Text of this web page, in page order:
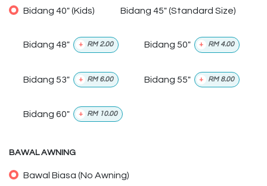
Bidang 40" (Kids) Bidang 45" (Standard Size)
Bidang 48" + RM2.00 Bidang 50" + RM 4.00
Bidang 53" + RM 6.00 Bidang 55" + RM 8.00
Bidang 60" + RM 10.00
BAWAL AWNING
Bawal Biasa (No Awning)